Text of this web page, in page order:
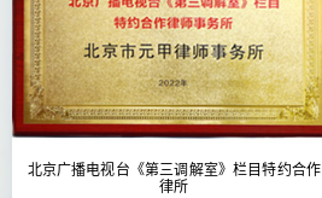
北京广播电视台《第三调解室》栏目特约合作
律所